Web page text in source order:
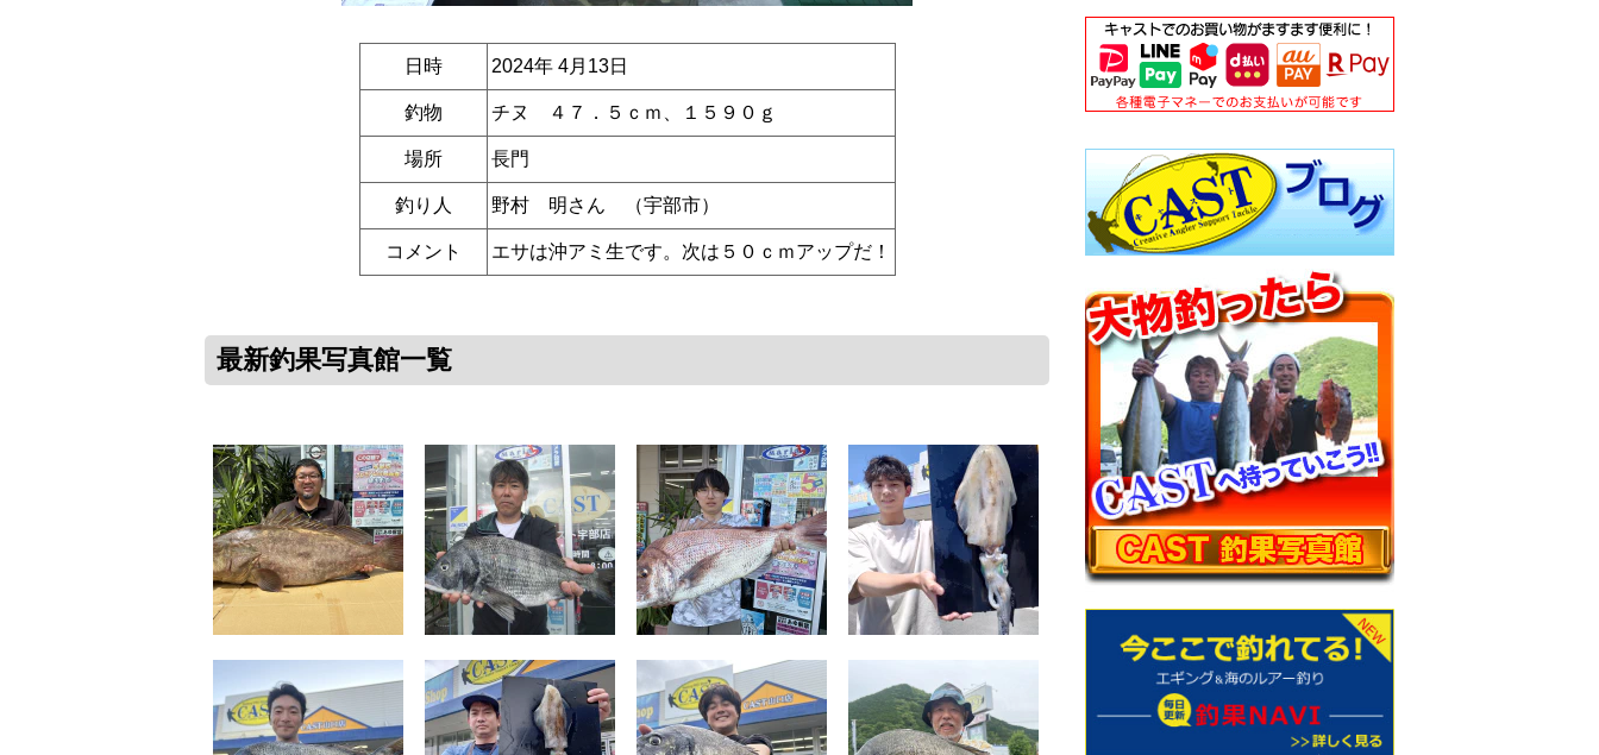
日時 2024年 4月13日
釣物 チヌ ４７．５ｃｍ、１５９０ｇ
場所 長門
釣り人 野村 明さん （宇部市）
コメント エサは沖アミ生です。次は５０ｃｍアップだ！
最新釣果写真館一覧